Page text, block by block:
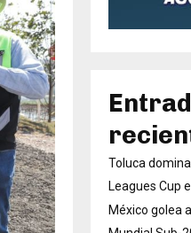
Toluca
Leagues Cup
México golea